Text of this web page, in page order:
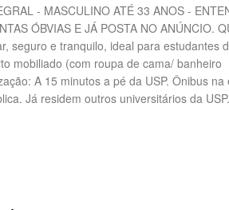
- MASCULINO ATÉ 33 ANOS -
ÓBVIAS E JÁ POSTA NO ANÚNCIO.
seguro e tranquilo, ideal para estudantes
mobiliado (com roupa de cama/ banheiro
A 15 minutos a pé da USP. Ônibus na
Já residem outros universitários da USP.